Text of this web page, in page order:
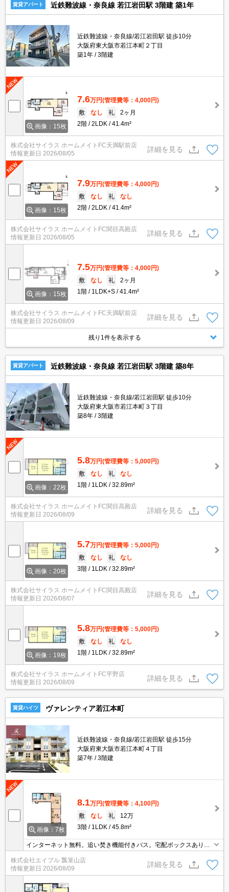
賃貸アパート 近鉄難波線・奈良線 若江岩田駅 3階建 築1年
近鉄難波線・奈良線/若江岩田駅 徒歩10分
大阪府東大阪市若江本町２丁目
築1年
3階建
画像：15枚
7.6万円(管理費等：4,000円)
敷
なし 礼
2ヶ月
2階
2LDK 41.4m²
株式会社サイラス ホームメイトFC天満駅前店
情報更新日 2026/08/05
詳細を見る
画像：15枚
7.9万円(管理費等：4,000円)
敷
なし 礼
なし
2階
2LDK 41.4m²
株式会社サイラス ホームメイトFC関目高殿店
情報更新日 2026/08/05
詳細を見る
画像：15枚
7.5万円(管理費等：4,000円)
敷
なし 礼
2ヶ月
1階
1LDK+S 41.4m²
株式会社サイラス ホームメイトFC天満駅前店
情報更新日 2026/08/09
詳細を見る
残り1件を表示する
賃貸アパート 近鉄難波線・奈良線 若江岩田駅 3階建 築8年
近鉄難波線・奈良線/若江岩田駅 徒歩10分
大阪府東大阪市若江本町３丁目
築8年
3階建
画像：22枚
5.8万円(管理費等：5,000円)
敷
なし 礼
なし
1階
1LDK 32.89m²
株式会社サイラス ホームメイトFC関目高殿店
情報更新日 2026/08/09
詳細を見る
画像：20枚
5.7万円(管理費等：5,000円)
敷
なし 礼
なし
3階
1LDK 32.89m²
株式会社サイラス ホームメイトFC関目高殿店
情報更新日 2026/08/07
詳細を見る
画像：19枚
5.8万円(管理費等：5,000円)
敷
なし 礼
なし
1階
1LDK 32.89m²
株式会社サイラス ホームメイトFC平野店
情報更新日 2026/08/09
詳細を見る
賃貸ハイツ ヴァレンティア若江本町
近鉄難波線・奈良線/若江岩田駅 徒歩15分
大阪府東大阪市若江本町４丁目
築7年
3階建
画像：7枚
8.1万円(管理費等：4,100円)
敷
なし 礼
12万
3階
1LDK 45.8m²
インターネット無料。追い焚き機能付きバス。宅配ボックスあり。
エアコン付き。システムキッチン。最上階角部屋です。南向き。オ
ートロック付き。シャワー付独立洗面台。
株式会社エイブル 瓢箪山店
情報更新日 2026/08/09
詳細を見る